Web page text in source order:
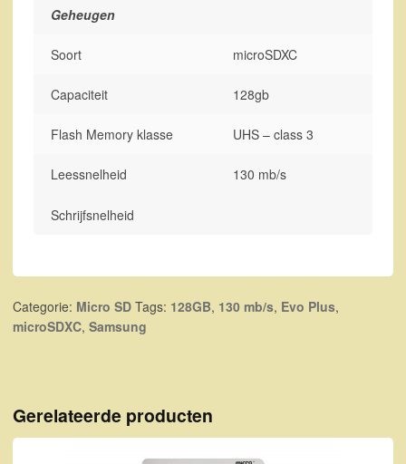
Geheugen
Soort microSDXC
Capaciteit 128gb
Flash Memory klasse UHS – class 3
Leessnelheid
Schrijfsnelheid
130 mb/s
Categorie: Micro SD Tags: 128GB, 130 mb/s, Evo Plus,
microSDXC, Samsung
Gerelateerde producten